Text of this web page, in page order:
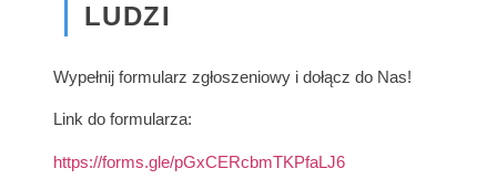
LUDZI
Wypełnij formularz zgłoszeniowy i dołącz do Nas!
Link do formularza:
https://forms.gle/pGxCERcbmTKPfaLJ6